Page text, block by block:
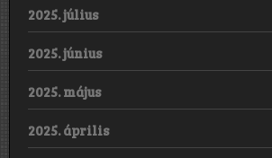
2025. július
2025. június
2025. május
2025. április